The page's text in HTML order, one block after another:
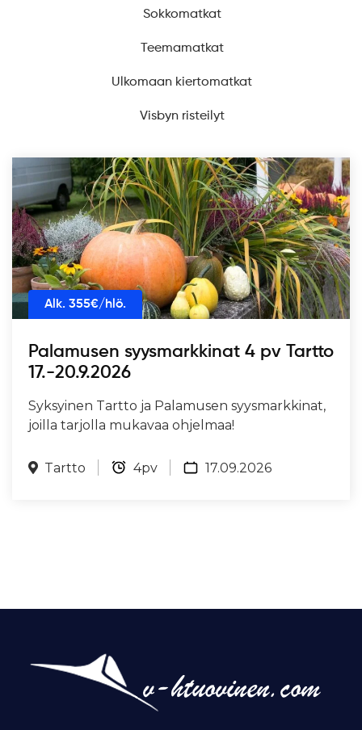
Sokkomatkat
Teemamatkat
Ulkomaan kiertomatkat
Visbyn risteilyt
Alk. 355€/hlö.
Palamusen syysmarkkinat 4 pv Tartto
17.-20.9.2026
Syksyinen Tartto ja Palamusen syysmarkkinat,
joilla tarjolla mukavaa ohjelmaa!
Tartto 4pv 17.09.2026